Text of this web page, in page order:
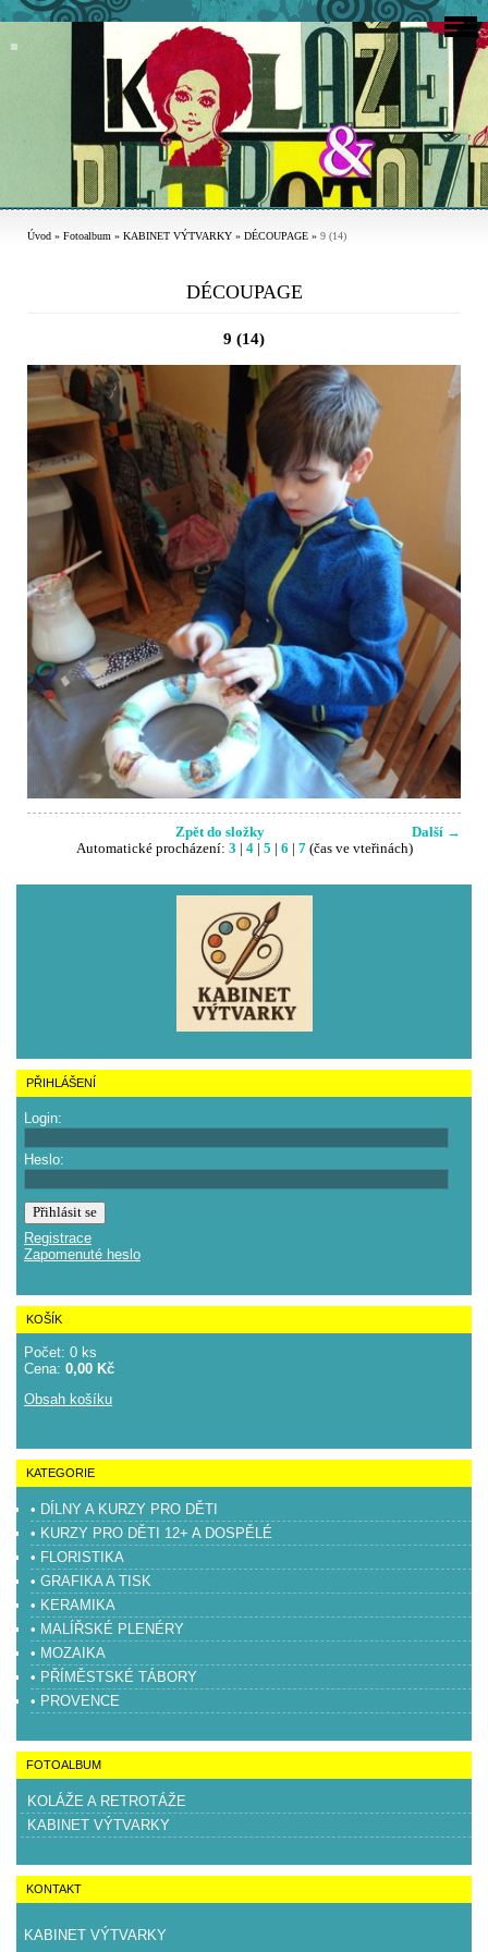
Úvod » Fotoalbum » KABINET VÝTVARKY » DÉCOUPAGE » 9 (14)
DÉCOUPAGE
9 (14)
Další →
Zpět do složky
Automatické procházení: 3 4| 5 6 7(čas ve vteřinách)
PŘIHLÁŠENÍ
Login:
Heslo:
Registrace
Zapomenuté heslo
KOŠÍK
Počet: 0 ks
Cena: 0,00 Kč
Obsah košíku
KATEGORIE
• DÍLNY A KURZY PRO DĚTI
• KURZY PRO DĚTI 12+ A DOSPĚLÉ
• FLORISTIKA
• GRAFIKA A TISK
• KERAMIKA
• MALÍŘSKÉ PLENÉRY
• MOZAIKA
• PŘÍMĚSTSKÉ TÁBORY
• PROVENCE
FOTOALBUM
KOLÁŽE A RETROTÁŽE
KABINET VÝTVARKY
KONTAKT
KABINET VÝTVARKY